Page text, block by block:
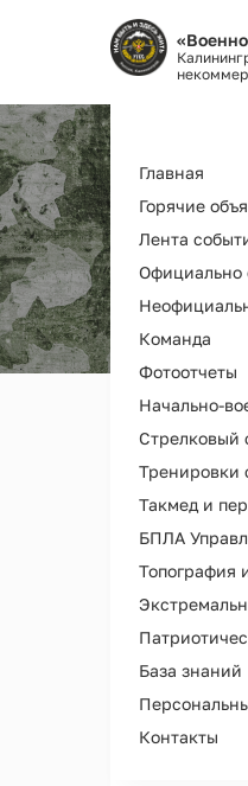
Основная
Главная
Горячие
Лента
Официально
Об
Как
Наша
История РГ
Как помочь
Наш клуб
Награды и
Наши
Мерч и
Видео
Команда
Фотоотчеты
Начально-
Стрелковый
Тренировки
Такмед и
БПЛА
Топография
База знаний
Контакты